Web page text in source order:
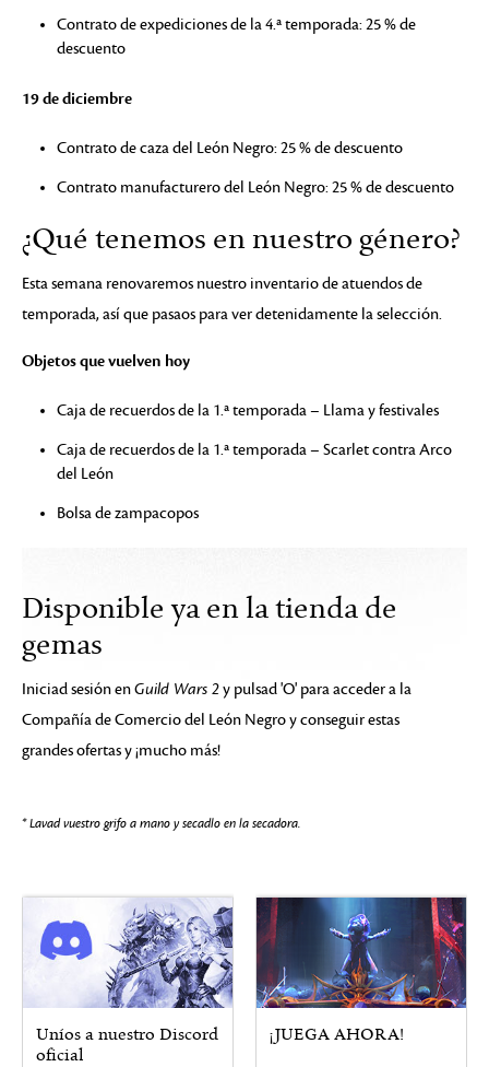
Contrato de expediciones de la 4.ª temporada: 25 % de
descuento
19 de diciembre
Contrato de caza del León Negro: 25 % de descuento
Contrato manufacturero del León Negro: 25 % de descuento
¿Qué tenemos en nuestro género?
Esta semana renovaremos nuestro inventario de atuendos de
temporada, así que pasaos para ver detenidamente la selección.
Objetos que vuelven hoy
Caja de recuerdos de la 1.ª temporada – Llama y festivales
Caja de recuerdos de la 1.ª temporada – Scarlet contra Arco
del León
Bolsa de zampacopos
Disponible ya en la tienda de
gemas
Iniciad sesión enGuild Wars 2y pulsad 'O' para acceder a la
Compañía de Comercio del León Negro y conseguir estas
grandes ofertas y ¡mucho más!
* Lavad vuestro grifo a mano y secadlo en la secadora.
Uníos a nuestro Discord
oficial
¡JUEGA AHORA!